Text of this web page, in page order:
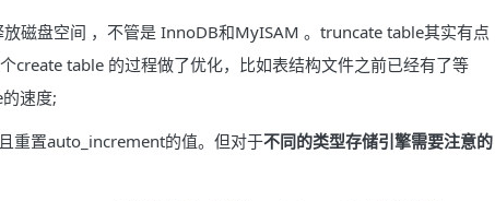
磁盘空间 ，不管是 InnoDB和MyISAM 。truncate table其实有点
create table 的过程做了优化，比如表结构文件之前已经有了等
速度;
重置auto_increment的值。但对于不同的类型存储引擎需要注意的